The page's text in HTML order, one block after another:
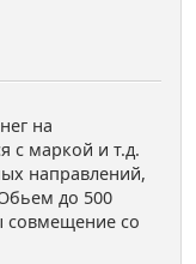
на
с маркой и т.д.
направлений,
до 500
совмещение со